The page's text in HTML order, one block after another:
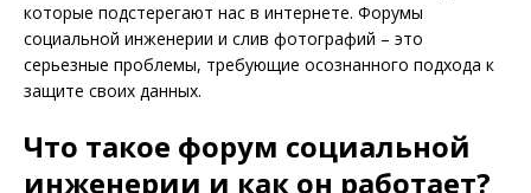
которые подстерегают нас в интернете. Форумы
социальной инженерии и слив фотографий – это
серьезные проблемы, требующие осознанного подхода к
защите своих данных.
Что такое форум социальной
инженерии и как он работает?